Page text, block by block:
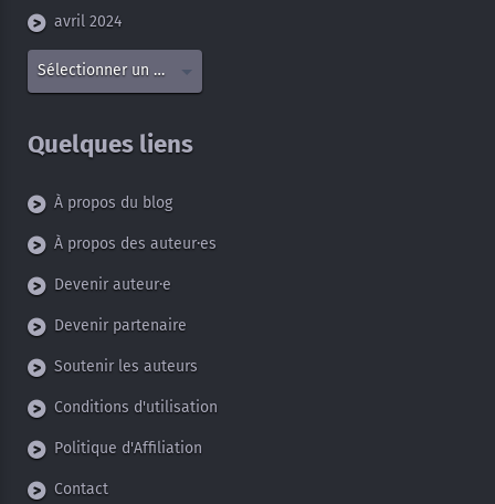
avril 2024
Sélectionner un mois
Quelques liens
À propos du blog
À propos des auteur·es
Devenir auteur·e
Devenir partenaire
Soutenir les auteurs
Conditions d'utilisation
Politique d'Affiliation
Contact